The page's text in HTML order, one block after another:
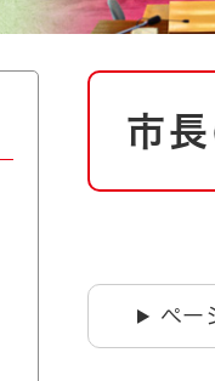
ティ・ボラン
本
市
ペー